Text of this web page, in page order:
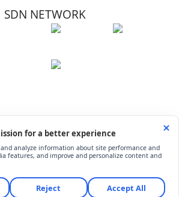
SDN NETWORK